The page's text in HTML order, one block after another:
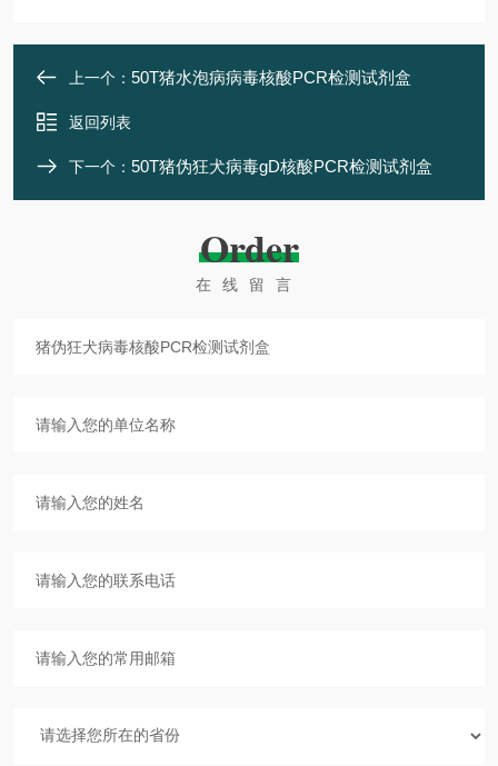
上一个： 50T猪水泡病病毒核酸PCR检测试剂盒
返回列表
下一个： 50T猪伪狂犬病毒gD核酸PCR检测试剂盒
Order
在线留言